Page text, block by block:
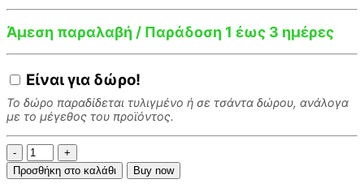
Άμεση παραλαβή / Παράδοση 1 έως 3 ημέρες
Είναι για δώρο!
Το δώρο παραδίδεται τυλιγμένο ή σε τσάντα δώρου, ανάλογα
με το μέγεθος του προϊόντος.
Blackwing
602
Firm
Προσθήκη στο καλάθι Buy now